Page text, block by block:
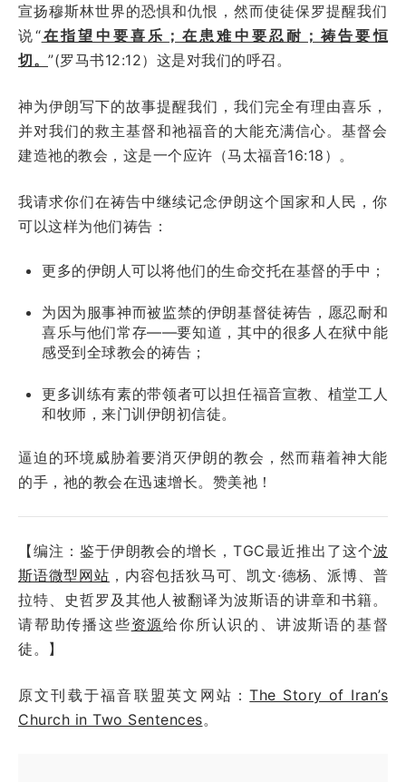
宣扬穆斯林世界的恐惧和仇恨，然而使徒保罗提醒我们
说“在指望中要喜乐；在患难中要忍耐；祷告要恒
切。 ”(罗马书12:12）这是对我们的呼召。
神为伊朗写下的故事提醒我们，我们完全有理由喜乐，
并对我们的救主基督和祂福音的大能充满信心。基督会
建造祂的教会，这是一个应许（马太福音16:18 ）。
我请求你们在祷告中继续记念伊朗这个国家和人民，你
可以这样为他们祷告：
更多的伊朗人可以将他们的生命交托在基督的手中；
为因为服事神而被监禁的伊朗基督徒祷告，愿忍耐和
喜乐与他们常存——要知道，其中的很多人在狱中能
感受到全球教会的祷告；
更多训练有素的带领者可以担任福音宣教、植堂工人
和牧师，来门训伊朗初信徒。
逼迫的环境威胁着要消灭伊朗的教会，然而藉着神大能
的手，祂的教会在迅速增长。赞美祂！
【编注：鉴于伊朗教会的增长，TGC最近推出了这个波
斯语微型网站 ，内容包括狄马可、凯文·德杨、派博、普
拉特、史哲罗及其他人被翻译为波斯语的讲章和书籍。
请帮助传播这些资源给你所认识的、讲波斯语的基督
徒。】
原文刊载于福音联盟英文网站：The Story of Iran’s
Church in Two Sentences。